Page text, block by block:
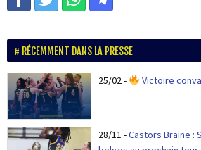
RÉCEMMENT DANS LA PRESSE
25/02- Victoire
28/11 -Castors Braine :